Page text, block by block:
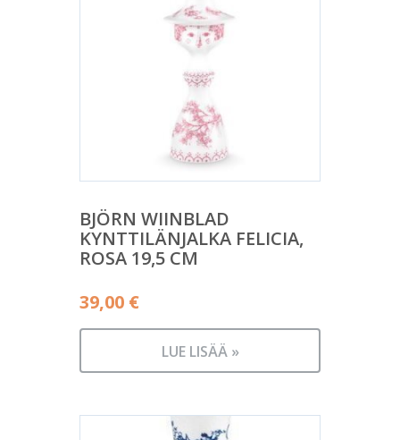
BJÖRN WIINBLAD
KYNTTILÄNJALKA FELICIA,
ROSA 19,5 CM
39,00 €
LUE LISÄÄ »